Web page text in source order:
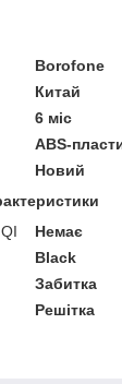
Borofone
Китай
6 міс
ABS-
Новий
Немає
Black
Забитка
Решітка